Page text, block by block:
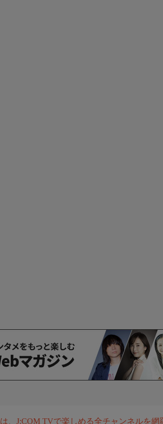
、J:COM TVで楽しめる全チャンネルを網